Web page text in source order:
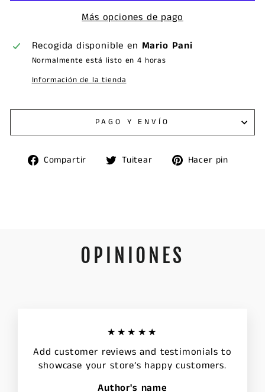
Más opciones de pago
Recogida disponible en Mario Pani
Normalmente está listo en 4 horas
Información de la tienda
PAGO Y ENVÍO
Compartir
Compartir
Tuitear
TuitearHacer pin
OPINIONES
★★★★★
Add customer reviews and testimonials to
showcase your store’s happy customers.
Author's name